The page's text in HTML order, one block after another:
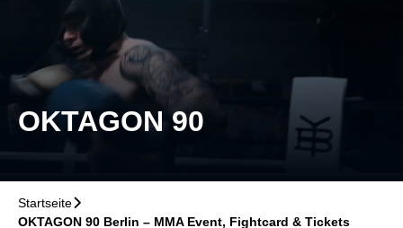
OKTAGON 90
Startseite􀆊
OKTAGON 90 Berlin – MMA Event, Fightcard & Tickets